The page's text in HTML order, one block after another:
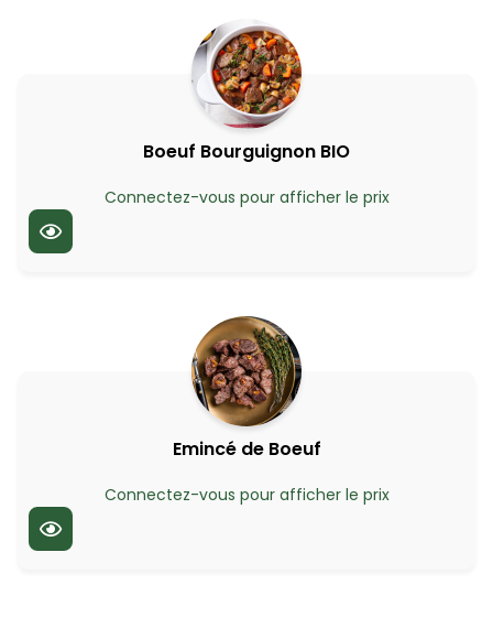
Boeuf Bourguignon BIO
Connectez-vous pour afficher le prix
Emincé de Boeuf
Connectez-vous pour afficher le prix